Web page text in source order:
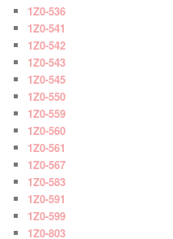
1Z0-536
1Z0-541
1Z0-542
1Z0-543
1Z0-545
1Z0-550
1Z0-559
1Z0-560
1Z0-561
1Z0-567
1Z0-583
1Z0-591
1Z0-599
1Z0-803